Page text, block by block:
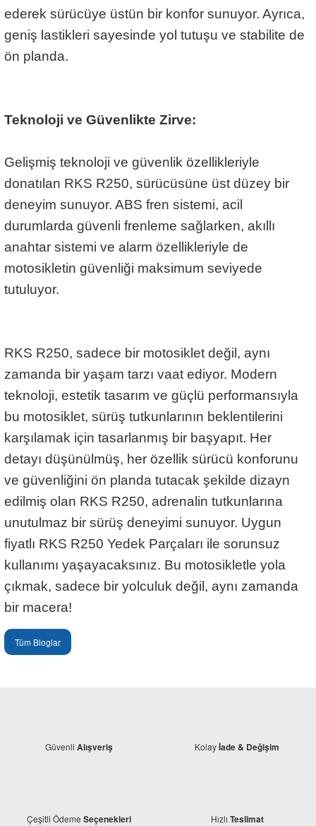
ederek sürücüye üstün bir konfor sunuyor. Ayrıca,
geniş lastikleri sayesinde yol tutuşu ve stabilite de
ön planda.
Teknoloji ve Güvenlikte Zirve:
Gelişmiş teknoloji ve güvenlik özellikleriyle
donatılan RKS R250, sürücüsüne üst düzey bir
deneyim sunuyor. ABS fren sistemi, acil
durumlarda güvenli frenleme sağlarken, akıllı
anahtar sistemi ve alarm özellikleriyle de
motosikletin güvenliği maksimum seviyede
tutuluyor.
RKS R250, sadece bir motosiklet değil, aynı
zamanda bir yaşam tarzı vaat ediyor. Modern
teknoloji, estetik tasarım ve güçlü performansıyla
bu motosiklet, sürüş tutkunlarının beklentilerini
karşılamak için tasarlanmış bir başyapıt. Her
detayı düşünülmüş, her özellik sürücü konforunu
ve güvenliğini ön planda tutacak şekilde dizayn
edilmiş olan RKS R250, adrenalin tutkunlarına
unutulmaz bir sürüş deneyimi sunuyor. Uygun
fiyatlı RKS R250 Yedek Parçaları ile sorunsuz
kullanımı yaşayacaksınız. Bu motosikletle yola
çıkmak, sadece bir yolculuk değil, aynı zamanda
bir macera!
Tüm Bloglar
Güvenli Alışveriş Kolayİade & Değişim
Çeşitli Ödeme Seçenekleri Hızlı Teslimat